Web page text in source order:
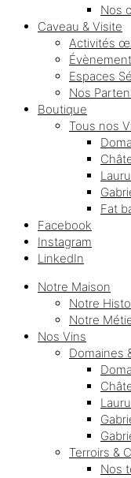
Nos
Caveau & Visite
Activités
Espaces
Nos
Boutique
Tous nos
Fat
Facebook
Instagram
LinkedIn
Notre Maison
Notre
Notre
Nos Vins
Domaines
Terroirs &
Nos